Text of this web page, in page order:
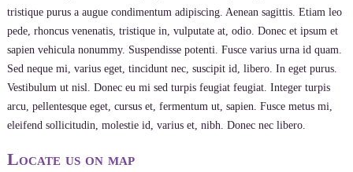
tristique purus a augue condimentum adipiscing. Aenean sagittis. Etiam leo
pede, rhoncus venenatis, tristique in, vulputate at, odio. Donec et ipsum et
sapien vehicula nonummy. Suspendisse potenti. Fusce varius urna id quam.
Sed neque mi, varius eget, tincidunt nec, suscipit id, libero. In eget purus.
Vestibulum ut nisl. Donec eu mi sed turpis feugiat feugiat. Integer turpis
arcu, pellentesque eget, cursus et, fermentum ut, sapien. Fusce metus mi,
eleifend sollicitudin, molestie id, varius et, nibh. Donec nec libero.
Locate us on map